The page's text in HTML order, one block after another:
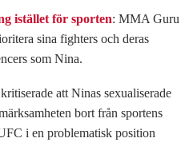
istället för sporten: MMA Guru
sina fighters och deras
som Nina.
att Ninas sexualiserade
bort från sportens
i en problematisk position